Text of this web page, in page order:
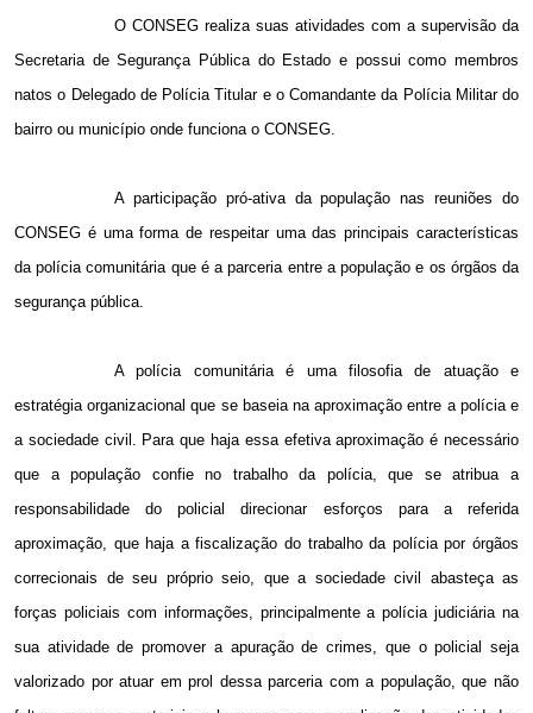
O CONSEG realiza suas atividades com a supervisão da
Secretaria de Segurança Pública do Estado e possui como membros
natos o Delegado de Polícia Titular e o Comandante da Polícia Militar do
bairro ou município onde funciona o CONSEG.
A participação pró-ativa da população nas reuniões do
CONSEG é uma forma de respeitar uma das principais características
da polícia comunitária que é a parceria entre a população e os órgãos da
segurança pública.
A polícia comunitária é uma filosofia de atuação e
estratégia organizacional que se baseia na aproximação entre a polícia e
a sociedade civil. Para que haja essa efetiva aproximação é necessário
que a população confie no trabalho da polícia, que se atribua a
responsabilidade do policial direcionar esforços para a referida
aproximação, que haja a fiscalização do trabalho da polícia por órgãos
correcionais de seu próprio seio, que a sociedade civil abasteça as
forças policiais com informações, principalmente a polícia judiciária na
sua atividade de promover a apuração de crimes, que o policial seja
valorizado por atuar em prol dessa parceria com a população, que não